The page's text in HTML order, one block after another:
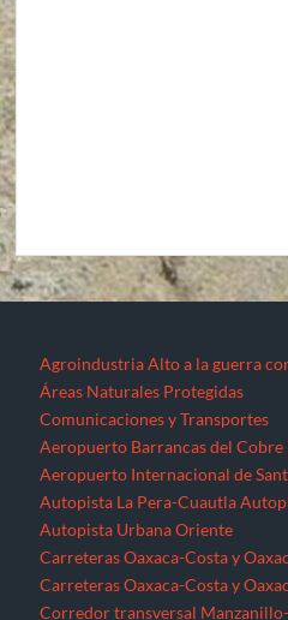
Agroindustria Alto a la guerra
Áreas Naturales Protegidas
Comunicaciones y Transportes
Aeropuerto Barrancas del Cobre
Aeropuerto Internacional de
Autopista La Pera-Cuautla
Autopista Urbana Oriente
Carreteras Oaxaca-Costa y
Carreteras Oaxaca-Costa y
Corredor transversal